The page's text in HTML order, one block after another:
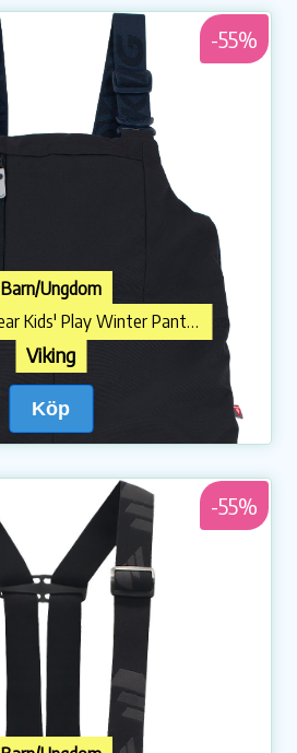
-55%
Barn/Ungdom
Viking Footwear Kids' Play Winter Pants Thermal Black
Viking
Köp
-55%